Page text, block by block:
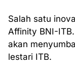
Salah satu
Affinity BNI-
akan
lestari ITB.